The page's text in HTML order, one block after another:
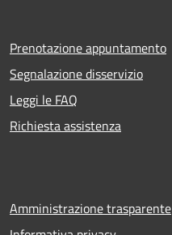
Prenotazione appuntamento
Segnalazione disservizio
Leggi le FAQ
Richiesta assistenza
Amministrazione trasparente